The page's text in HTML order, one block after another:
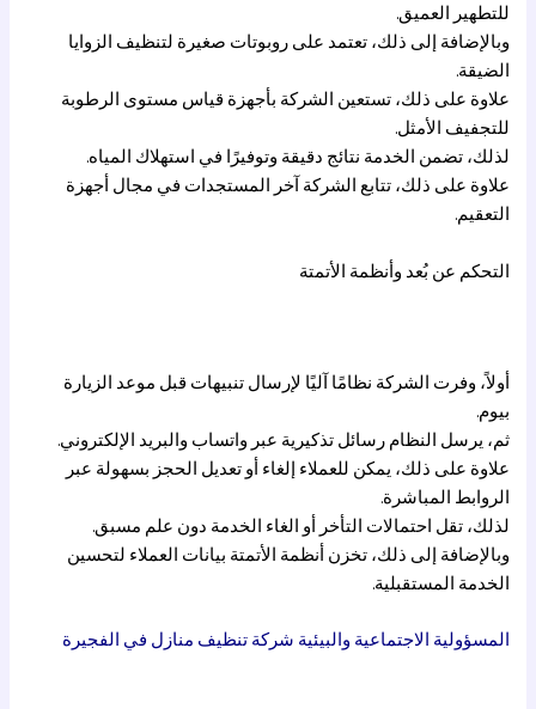
للتطهير العميق.
وبالإضافة إلى ذلك، تعتمد على روبوتات صغيرة لتنظيف الزوايا
الضيقة.
علاوة على ذلك، تستعين الشركة بأجهزة قياس مستوى الرطوبة
للتجفيف الأمثل.
لذلك، تضمن الخدمة نتائج دقيقة وتوفيرًا في استهلاك المياه.
علاوة على ذلك، تتابع الشركة آخر المستجدات في مجال أجهزة
التعقيم.
التحكم عن بُعد وأنظمة الأتمتة
أولاً، وفرت الشركة نظامًا آليًا لإرسال تنبيهات قبل موعد الزيارة
بيوم.
ثم، يرسل النظام رسائل تذكيرية عبر واتساب والبريد الإلكتروني.
علاوة على ذلك، يمكن للعملاء إلغاء أو تعديل الحجز بسهولة عبر
الروابط المباشرة.
لذلك، تقل احتمالات التأخر أو الغاء الخدمة دون علم مسبق.
وبالإضافة إلى ذلك، تخزن أنظمة الأتمتة بيانات العملاء لتحسين
الخدمة المستقبلية.
المسؤولية الاجتماعية والبيئية شركة تنظيف منازل في الفجيرة